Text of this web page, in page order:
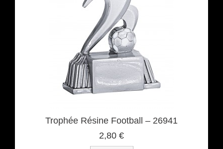
Trophée Résine Football – 26941
2,80 €